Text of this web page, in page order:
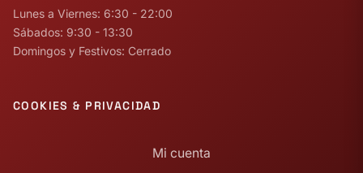
Lunes a Viernes: 6:30 - 22:00
Sábados: 9:30 - 13:30
Domingos y Festivos: Cerrado
COOKIES & PRIVACIDAD
Mi cuenta